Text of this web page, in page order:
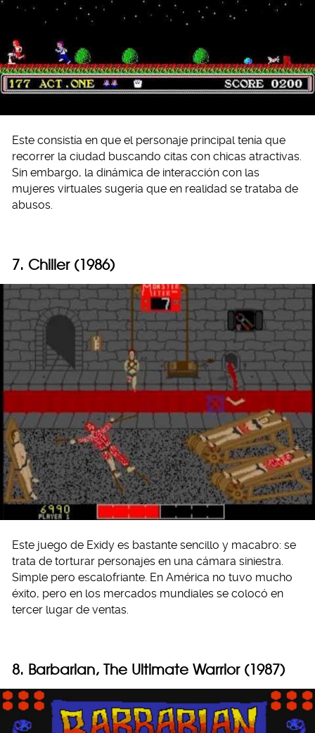
Este consistía en que el personaje principal tenía que
recorrer la ciudad buscando citas con chicas atractivas.
Sin embargo, la dinámica de interacción con las
mujeres virtuales sugería que en realidad se trataba de
abusos.
7. Chiller (1986)
Este juego de Exidy es bastante sencillo y macabro: se
trata de torturar personajes en una cámara siniestra.
Simple pero escalofriante. En América no tuvo mucho
éxito, pero en los mercados mundiales se colocó en
tercer lugar de ventas.
8. Barbarian, The Ultimate Warrior (1987)